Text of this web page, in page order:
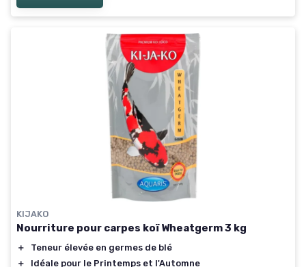
KIJAKO
Nourriture pour carpes koï Wheatgerm 3 kg
＋
Teneur élevée en germes de blé
＋
Idéale pour le Printemps et l'Automne